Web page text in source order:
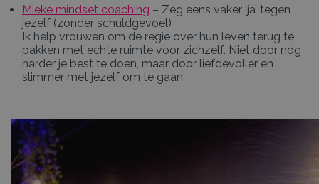
Mieke mindset coaching – Zeg eens vaker ‘ja’ tegen
jezelf (zonder schuldgevoel)
Ik help vrouwen om de regie over hun leven terug te
pakken met echte ruimte voor zichzelf. Niet door nóg
harder je best te doen, maar door liefdevoller en
slimmer met jezelf om te gaan